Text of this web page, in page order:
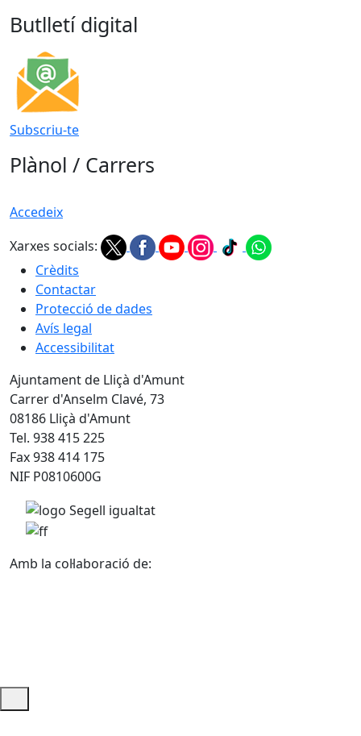
Butlletí digital
Subscriu-te
Plànol / Carrers
Accedeix
Xarxes socials:
Crèdits
Contactar
Protecció de dades
Avís legal
Accessibilitat
Ajuntament de Lliçà d'Amunt
Carrer d'Anselm Clavé, 73
08186 Lliçà d'Amunt
Tel. 938 415 225
Fax 938 414 175
NIF P0810600G
Amb la col·laboració de: